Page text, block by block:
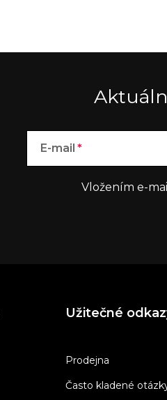
E-mail
Vložením e-
Užitečné
Prodejna
Často kladené